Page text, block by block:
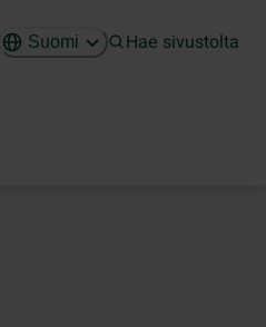
Suomi Hae sivustolta